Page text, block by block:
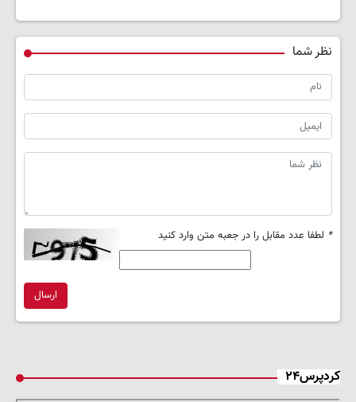
نظر شما
* لطفا عدد مقابل را در جعبه متن وارد کنید
ارسال
کردپرس۲۴